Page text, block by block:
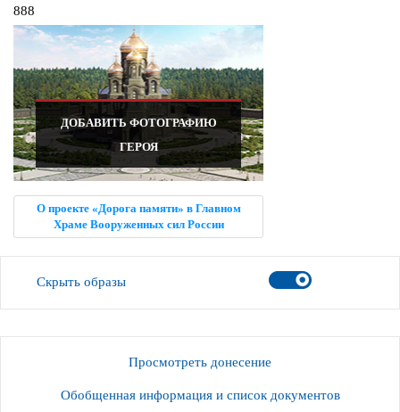
888
ДОБАВИТЬ ФОТОГРАФИЮ
ГЕРОЯ
О проекте «Дорога памяти» в Главном
Храме Вооруженных сил России
Скрыть образы
Просмотреть донесение
Обобщенная информация и список документов